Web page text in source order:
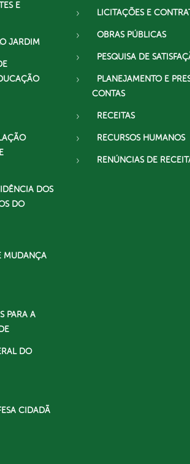
E
JARDIM
DOS
DO
MUDANÇA
PARA A
DO
CIDADÃ
LICITAÇÕES E
OBRAS PÚBLICAS
PESQUISA DE
PLANEJAMENTO E
CONTAS
RECEITAS
RECURSOS HUMANOS
RENÚNCIAS DE